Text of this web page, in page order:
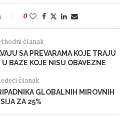
0
članak
SA PREVARAMA KOJE TRAJU
BAZE KOJE NISU OBAVEZNE
članak
GLOBALNIH MIROVNIH
ZA 25%